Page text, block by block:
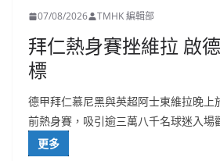
07/08/2026 TMHK 編輯部
拜仁熱身賽挫維拉 啟
標
德甲拜仁慕尼黑與英超阿士東維拉晚上
前熱身賽，吸引逾三萬八千名球迷入場
更多